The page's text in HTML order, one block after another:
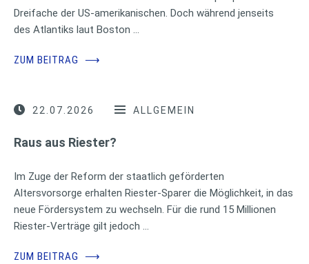
Dreifache der US-amerikanischen. Doch während jenseits
des Atlantiks laut Boston …
ZUM BEITRAG ⟶
22.07.2026 ALLGEMEIN
Raus aus Riester?
Im Zuge der Reform der staatlich geförderten
Altersvorsorge erhalten Riester-Sparer die Möglichkeit, in das
neue Fördersystem zu wechseln. Für die rund 15 Millionen
Riester-Verträge gilt jedoch …
ZUM BEITRAG ⟶